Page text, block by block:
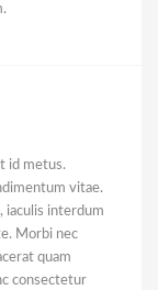
id metus.
vitae.
iaculis interdum
Morbi nec
quam
consectetur